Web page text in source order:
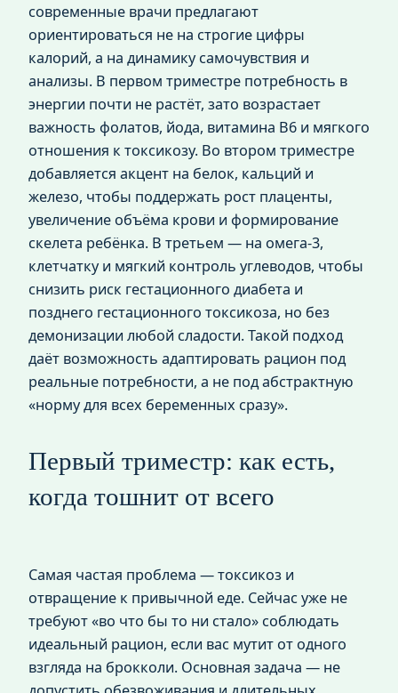
современные врачи предлагают
ориентироваться не на строгие цифры
калорий, а на динамику самочувствия и
анализы. В первом триместре потребность в
энергии почти не растёт, зато возрастает
важность фолатов, йода, витамина В6 и мягкого
отношения к токсикозу. Во втором триместре
добавляется акцент на белок, кальций и
железо, чтобы поддержать рост плаценты,
увеличение объёма крови и формирование
скелета ребёнка. В третьем — на омега‑3,
клетчатку и мягкий контроль углеводов, чтобы
снизить риск гестационного диабета и
позднего гестационного токсикоза, но без
демонизации любой сладости. Такой подход
даёт возможность адаптировать рацион под
реальные потребности, а не под абстрактную
«норму для всех беременных сразу».
Первый триместр: как есть,
когда тошнит от всего
Самая частая проблема — токсикоз и
отвращение к привычной еде. Сейчас уже не
требуют «во что бы то ни стало» соблюдать
идеальный рацион, если вас мутит от одного
взгляда на брокколи. Основная задача — не